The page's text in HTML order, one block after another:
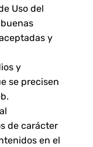
Uso del
y
y
se precisen
de carácter
en el